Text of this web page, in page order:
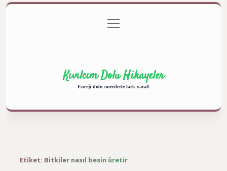
Gizlilik Politikası
menüyü
aç
Kıvılcım Dolu Hikayeler
Enerji dolu önerilerle fark yarat!
Etiket: Bitkiler nasıl besin üretir